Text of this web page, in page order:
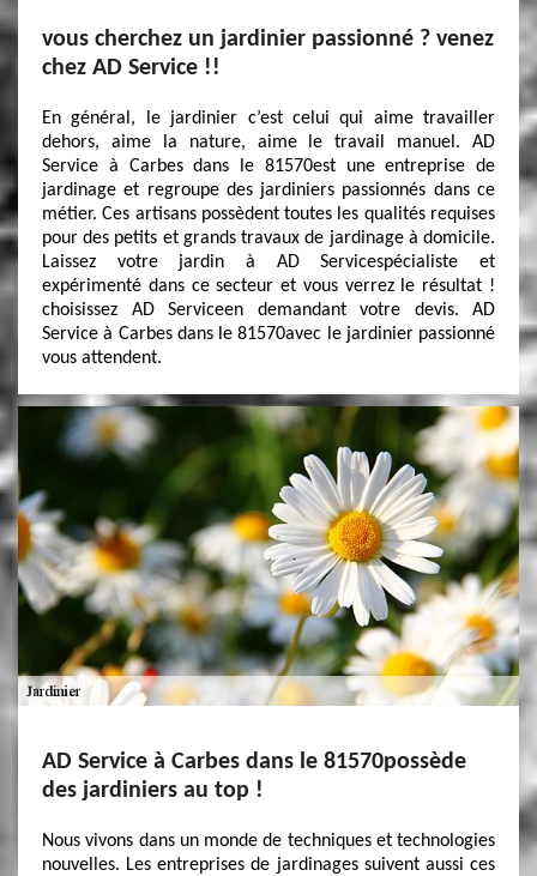
vous cherchez un jardinier passionné ? venez
chez AD Service !!
En général, le jardinier c’est celui qui aime travailler
dehors, aime la nature, aime le travail manuel. AD
Service à Carbes dans le 81570est une entreprise de
jardinage et regroupe des jardiniers passionnés dans ce
métier. Ces artisans possèdent toutes les qualités requises
pour des petits et grands travaux de jardinage à domicile.
Laissez votre jardin à AD Servicespécialiste et
expérimenté dans ce secteur et vous verrez le résultat !
choisissez AD Serviceen demandant votre devis. AD
Service à Carbes dans le 81570avec le jardinier passionné
vous attendent.
AD Service à Carbes dans le 81570possède
des jardiniers au top !
Nous vivons dans un monde de techniques et technologies
nouvelles. Les entreprises de jardinages suivent aussi ces